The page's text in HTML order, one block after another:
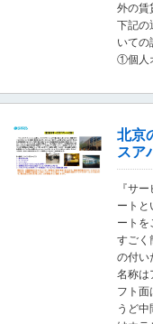
外の賃
下記の
いての
①個人
北京
スア
『サ
ートと
ートを
すごく
の付い
名称は
フト面
うど